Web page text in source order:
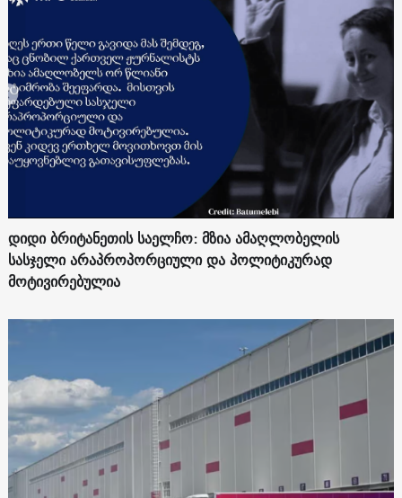
დიდი ბრიტანეთის საელჩო: მზია ამაღლობელის
სასჯელი არაპროპორციული და პოლიტიკურად
მოტივირებულია